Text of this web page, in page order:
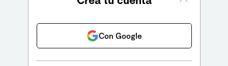
Con Google